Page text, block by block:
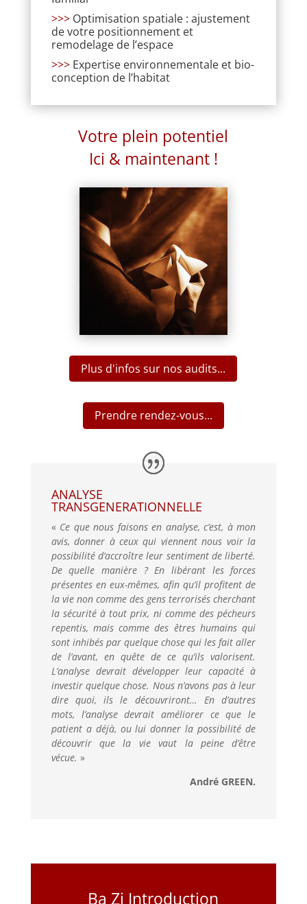
>>> Optimisation spatiale : ajustement
de votre positionnement et
remodelage de l’espace
>>>Expertise environnementale et bio-
conception de l’habitat
Votre plein potentiel
Ici & maintenant !
Plus d'infos sur nos audits...
Prendre rendez-vous...
ANALYSE
TRANSGENERATIONNELLE
« Ce que nous faisons en analyse, c’est, à mon
avis, donner à ceux qui viennent nous voir la
possibilité d’accroître leur sentiment de liberté.
De quelle manière ? En libérant les forces
présentes en eux-mêmes, afin qu’il profitent de
la vie non comme des gens terrorisés cherchant
la sécurité à tout prix, ni comme des pécheurs
repentis, mais comme des êtres humains qui
sont inhibés par quelque chose qui les fait aller
de l’avant, en quête de ce qu’ils valorisent.
L’analyse devrait développer leur capacité à
investir quelque chose. Nous n’avons pas à leur
dire quoi, ils le découvriront… En d’autres
mots, l’analyse devrait améliorer ce que le
patient a déjà, ou lui donner la possibilité de
découvrir que la vie vaut la peine d’être
vécue. »
André GREEN.
Ba Zi Introduction